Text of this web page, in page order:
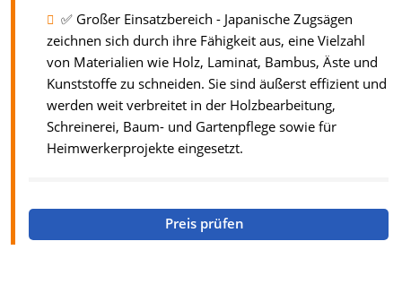
✅ Großer Einsatzbereich - Japanische Zugsägen
zeichnen sich durch ihre Fähigkeit aus, eine Vielzahl
von Materialien wie Holz, Laminat, Bambus, Äste und
Kunststoffe zu schneiden. Sie sind äußerst effizient und
werden weit verbreitet in der Holzbearbeitung,
Schreinerei, Baum- und Gartenpflege sowie für
Heimwerkerprojekte eingesetzt.
Preis prüfen